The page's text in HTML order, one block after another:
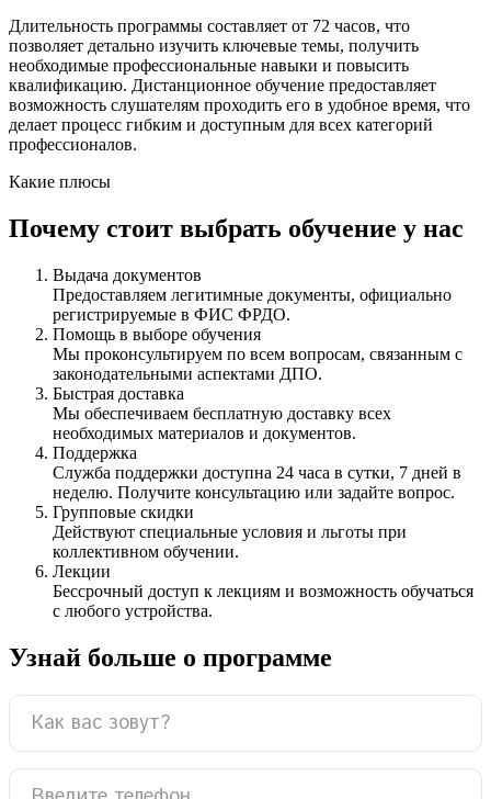
Длительность программы составляет от 72 часов, что
позволяет детально изучить ключевые темы, получить
необходимые профессиональные навыки и повысить
квалификацию. Дистанционное обучение предоставляет
возможность слушателям проходить его в удобное время, что
делает процесс гибким и доступным для всех категорий
профессионалов.
Какие плюсы
Почему стоит выбрать обучение у нас
Выдача документов
Предоставляем легитимные документы, официально
регистрируемые в ФИС ФРДО.
Помощь в выборе обучения
Мы проконсультируем по всем вопросам, связанным с
законодательными аспектами ДПО.
Быстрая доставка
Мы обеспечиваем бесплатную доставку всех
необходимых материалов и документов.
Поддержка
Служба поддержки доступна 24 часа в сутки, 7 дней в
неделю. Получите консультацию или задайте вопрос.
Групповые скидки
Действуют специальные условия и льготы при
коллективном обучении.
Лекции
Бессрочный доступ к лекциям и возможность обучаться
с любого устройства.
Узнай больше о программе